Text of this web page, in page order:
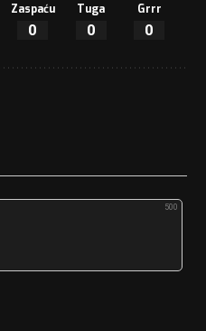
Zaspaću
0
Tuga
0
Grrr
0
500